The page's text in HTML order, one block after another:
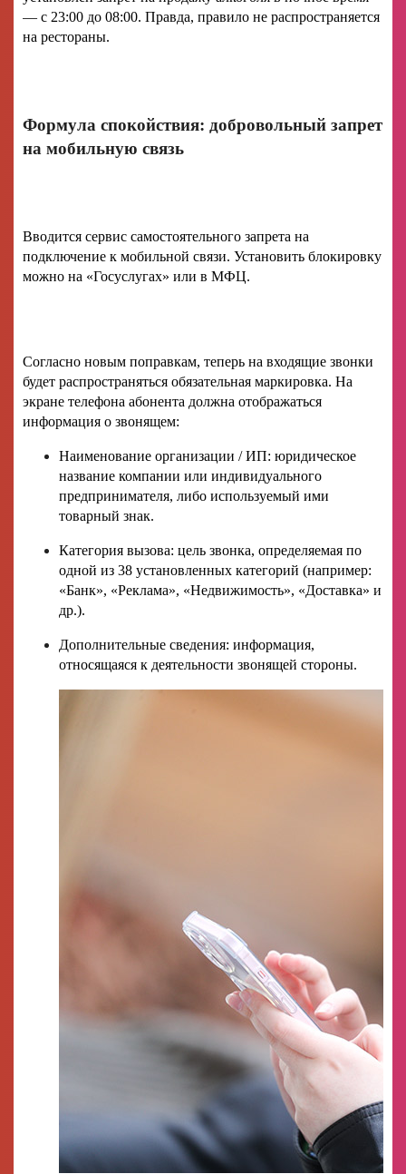
— с 23:00 до 08:00. Правда, правило не распространяется
на рестораны.
Формула спокойствия: добровольный запрет
на мобильную связь
Вводится сервис самостоятельного запрета на
подключение к мобильной связи. Установить блокировку
можно на «Госуслугах» или в МФЦ.
Согласно новым поправкам, теперь на входящие звонки
будет распространяться обязательная маркировка. На
экране телефона абонента должна отображаться
информация о звонящем:
Наименование организации / ИП: юридическое
название компании или индивидуального
предпринимателя, либо используемый ими
товарный знак.
Категория вызова: цель звонка, определяемая по
одной из 38 установленных категорий (например:
«Банк», «Реклама», «Недвижимость», «Доставка» и
др.).
Дополнительные сведения: информация,
относящаяся к деятельности звонящей стороны.